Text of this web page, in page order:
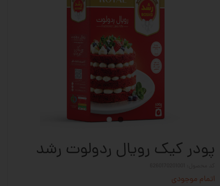
سفارشات
خروج از
حساب
کاربری
پودر کیک رویال ردولوت رشد
اتمام موجودی